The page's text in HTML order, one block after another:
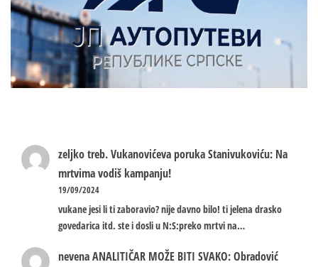
zeljko treb.Vukanovićeva poruka Stanivukoviću: Na
mrtvima vodiš kampanju!
19/09/2024
vukane jesi li ti zaboravio? nije davno bilo! ti jelena drasko
govedarica itd. ste i dosli u N:S:preko mrtvi na…
nevenaANALITIČAR MOŽE BITI SVAKO: Obradović